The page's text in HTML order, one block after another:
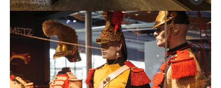
Musée Guerre et Paix à Novion-Porcien dans les Ardennes –